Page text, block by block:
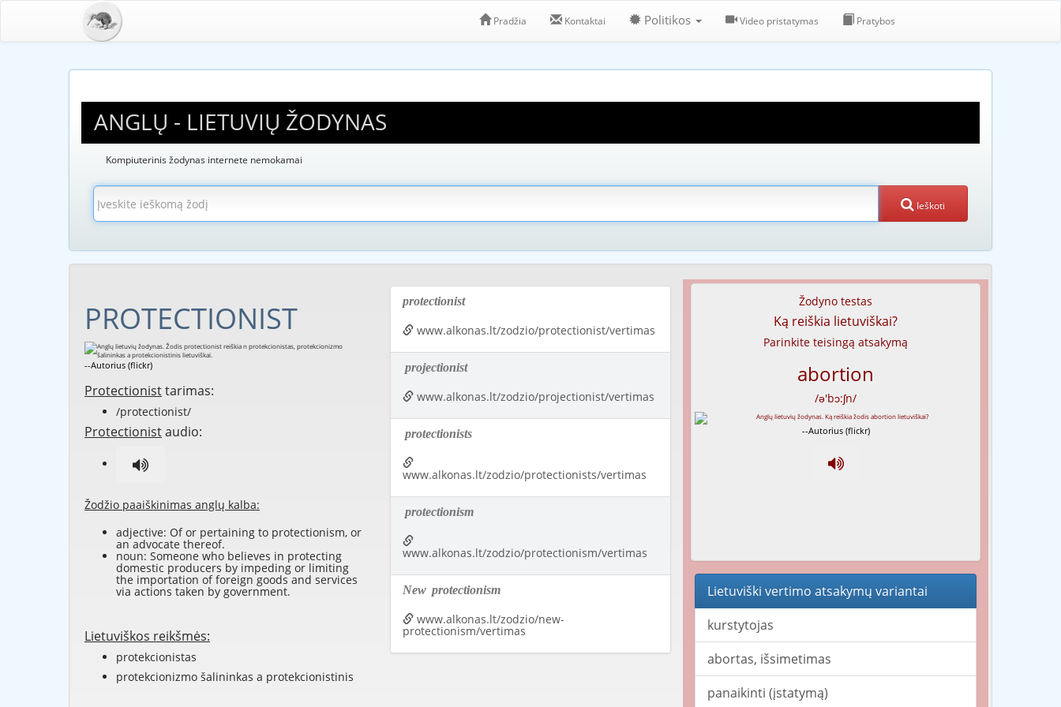
Pradžia Kontaktai Politikos Video pristatymas Pratybos
ANGLŲ - LIETUVIŲ ŽODYNAS
Kompiuterinis žodynas internete nemokamai
Ieškoti
PROTECTIONIST
--Autorius (flickr)
Protectionisttarimas:
/protectionist/
Protectionistaudio:
Žodžio paaiškinimas anglų kalba:
adjective: Of or pertaining to protectionism, or
an advocate thereof.
noun: Someone who believes in protecting
domestic producers by impeding or limiting
the importation of foreign goods and services
via actions taken by government.
Lietuviškos reikšmės:
protekcionistas
protekcionizmo šalininkas a protekcionistinis
protectionist
www.alkonas.lt/zodzio/protectionist/vertimas
projectionist
www.alkonas.lt/zodzio/projectionist/vertimas
protectionists
www.alkonas.lt/zodzio/protectionists/vertimas
protectionism
www.alkonas.lt/zodzio/protectionism/vertimas
New protectionism
www.alkonas.lt/zodzio/new-
protectionism/vertimas
Žodyno testas
Ką reiškia lietuviškai?
Parinkite teisingą atsakymą
abortion
/ə'bɔ:ʃn/
--Autorius (flickr)
Lietuviški vertimo atsakymų variantai
kurstytojas
abortas, išsimetimas
panaikinti (įstatymą)